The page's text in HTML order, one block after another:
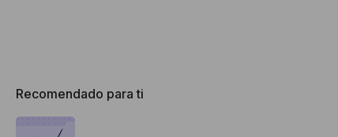
Recomendado para ti